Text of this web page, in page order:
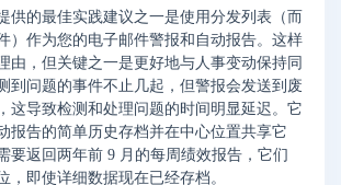
供的最佳实践建议之一是使用分发列表（而
）作为您的电子邮件警报和自动报告。这样
由，但关键之一是更好地与人事变动保持同
到问题的事件不止几起，但警报会发送到废
这导致检测和处理问题的时间明显延迟。它
报告的简单历史存档并在中心位置共享它
要返回两年前 9 月的每周绩效报告，它们
，即使详细数据现在已经存档。